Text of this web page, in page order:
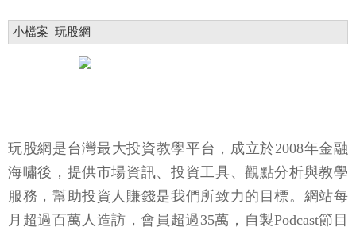
小檔案_玩股網
玩股網是台灣最大投資教學平台，成立於2008年金融
海嘯後，提供市場資訊、投資工具、觀點分析與教學
服務，幫助投資人賺錢是我們所致力的目標。網站每
月超過百萬人造訪，會員超過35萬，自製Podcast節目